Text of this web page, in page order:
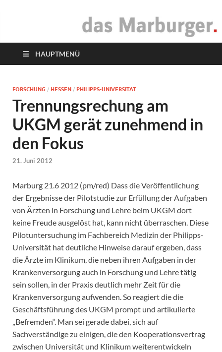
das Marburger.
HAUPTMENÜ
FORSCHUNG / HESSEN / PHILIPPS-UNIVERSITÄT
Trennungsrechung am
UKGM gerät zunehmend in
den Fokus
21. Juni 2012
Marburg 21.6 2012 (pm/red) Dass die Veröffentlichung
der Ergebnisse der Pilotstudie zur Erfüllung der Aufgaben
von Ärzten in Forschung und Lehre beim UKGM dort
keine Freude ausgelöst hat, kann nicht überraschen. Diese
Pilotuntersuchung im Fachbereich Medizin der Philipps-
Universität hat deutliche Hinweise darauf ergeben, dass
die Ärzte im Klinikum, die neben ihren Aufgaben in der
Krankenversorgung auch in Forschung und Lehre tätig
sein sollen, in der Praxis deutlich mehr Zeit für die
Krankenversorgung aufwenden. So reagiert die die
Geschäftsführung des UKGM prompt und artikulierte
„Befremden“. Man sei gerade dabei, sich auf
Sachverständige zu einigen, die den Kooperationsvertrag
zwischen Universität und Klinikum weiterentwickeln